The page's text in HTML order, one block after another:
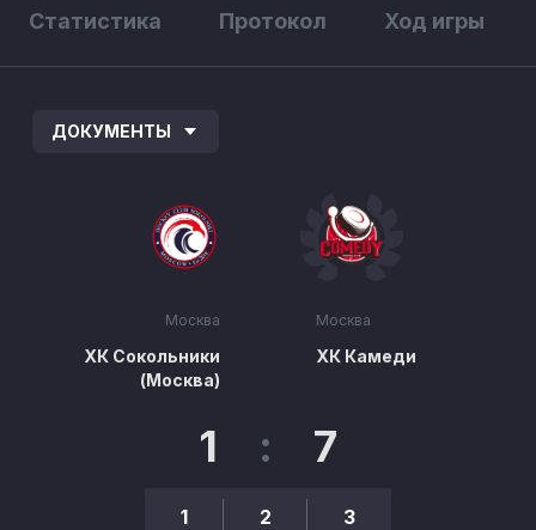
Статистика Протокол Ход игры
ДОКУМЕНТЫ
Москва
ХК Сокольники
(Москва)
1 : 7
1 2 3
Москва
ХК Камеди